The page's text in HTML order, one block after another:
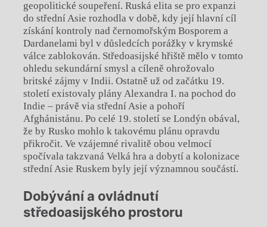
geopolitické soupeření. Ruská elita se pro expanzi
do střední Asie rozhodla v době, kdy její hlavní cíl
získání kontroly nad černomořským Bosporem a
Dardanelami byl v důsledcích porážky v krymské
válce zablokován. Středoasijské hřiště mělo v tomto
ohledu sekundární smysl a cíleně ohrožovalo
britské zájmy v Indii. Ostatně už od začátku 19.
století existovaly plány Alexandra I. na pochod do
Indie – právě via střední Asie a pohoří
Afghánistánu. Po celé 19. století se Londýn obával,
že by Rusko mohlo k takovému plánu opravdu
přikročit. Ve vzájemné rivalitě obou velmocí
spočívala takzvaná Velká hra a dobytí a kolonizace
střední Asie Ruskem byly její významnou součástí.
Dobývání a ovládnutí
středoasijského prostoru